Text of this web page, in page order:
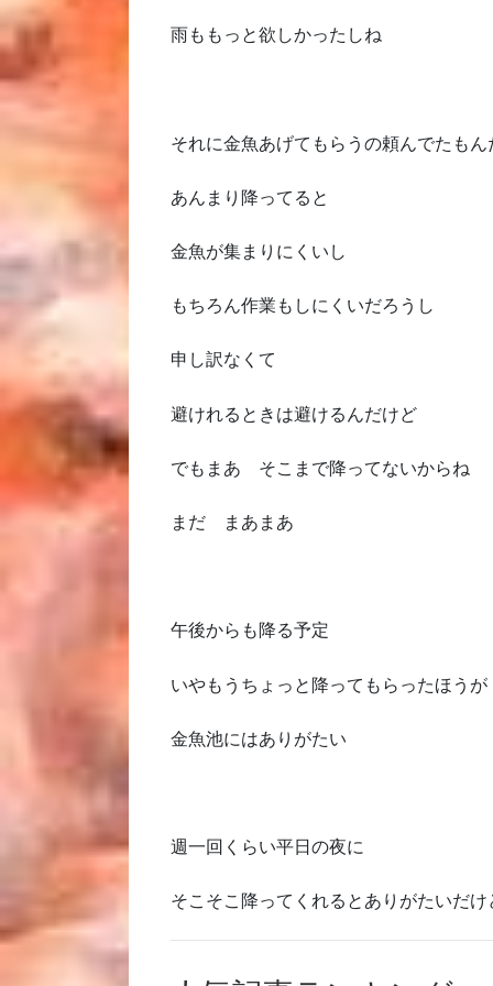
雨ももっと欲しかったしね
それに金魚あげてもらうの頼んでたもん
あんまり降ってると
金魚が集まりにくいし
もちろん作業もしにくいだろうし
申し訳なくて
避けれるときは避けるんだけど
でもまあ そこまで降ってないからね
まだ まあまあ
午後からも降る予定
いやもうちょっと降ってもらったほうが
金魚池にはありがたい
週一回くらい平日の夜に
そこそこ降ってくれるとありがたいだけ